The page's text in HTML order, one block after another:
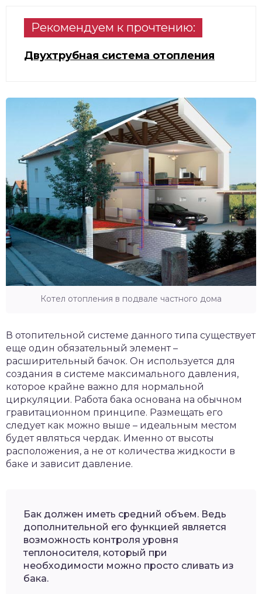
Рекомендуем к прочтению:
Двухтрубная система отопления
Котел отопления в подвале частного дома
В отопительной системе данного типа существует
еще один обязательный элемент –
расширительный бачок. Он используется для
создания в системе максимального давления,
которое крайне важно для нормальной
циркуляции. Работа бака основана на обычном
гравитационном принципе. Размещать его
следует как можно выше – идеальным местом
будет являться чердак. Именно от высоты
расположения, а не от количества жидкости в
баке и зависит давление.
Бак должен иметь средний объем. Ведь
дополнительной его функцией является
возможность контроля уровня
теплоносителя, который при
необходимости можно просто сливать из
бака.